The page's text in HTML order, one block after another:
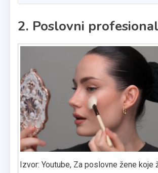
2. Poslovni
Izvor: Youtube, Za poslovne žene koje